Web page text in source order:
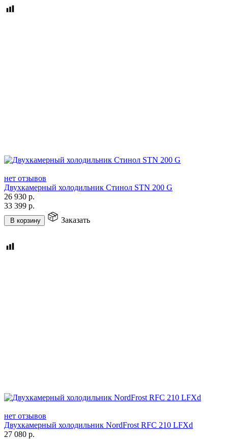
нет отзывов
Двухкамерный холодильник Стинол STN 200 G
26 930 р.
33 399 р.
В корзину Заказать
нет отзывов
Двухкамерный холодильник NordFrost RFC 210 LFXd
27 080 р.